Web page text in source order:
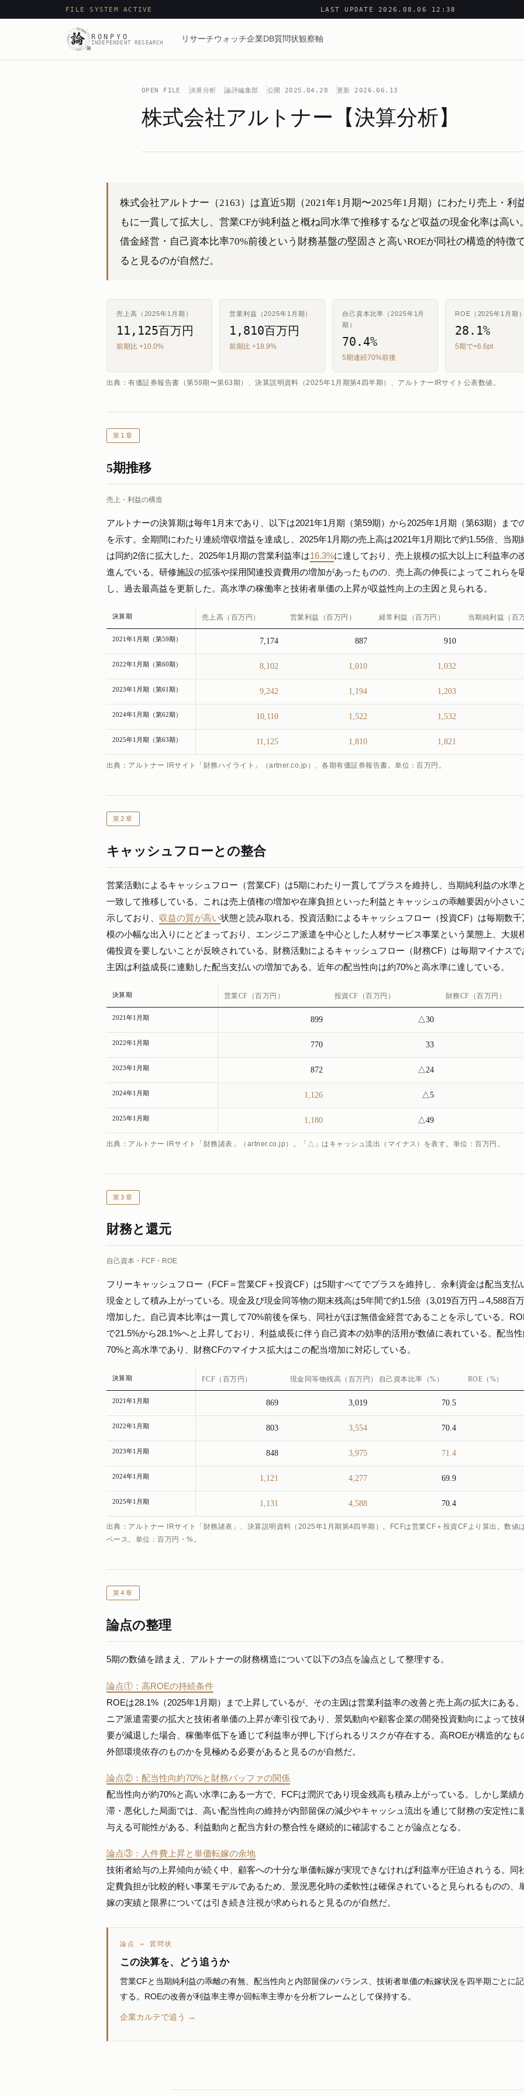
FILE SYSTEM ACTIVE LAST UPDATE 2026.08.06 12:38
RONPYO
INDEPENDENT RESEARCH リサーチウォッチ企業DB質問状観察軸
OPEN FILE 決算分析 論評編集部 公開 2025.04.28 更新 2026.06.13
株式会社アルトナー【決算分析】
株式会社アルトナー（2163）は直近5期（2021年1月期〜2025年1月期）にわたり売上・利
もに一貫して拡大し、営業CFが純利益と概ね同水準で推移するなど収益の現金化率は高い
借金経営・自己資本比率70%前後という財務基盤の堅固さと高いROEが同社の構造的特徴
ると見るのが自然だ。
売上高（2025年1月期）
11,125百万円
前期比 +10.0%
営業利益（2025年1月期）
1,810百万円
前期比 +18.9%
自己資本比率（2025年1月
期）
70.4%
5期連続70%前後
ROE（2025年1月期）
28.1%
5期で+6.6pt
出典：有価証券報告書（第59期〜第63期）、決算説明資料（2025年1月期第4四半期）、アルトナーIRサイト公表数値。
第1章
5期推移
売上・利益の構造
アルトナーの決算期は毎年1月末であり、以下は2021年1月期（第59期）から2025年1月期（第63期）まで
を示す。全期間にわたり連続増収増益を達成し、2025年1月期の売上高は2021年1月期比で約1.55倍、当期
は同約2倍に拡大した。2025年1月期の営業利益率は16.3%に達しており、売上規模の拡大以上に利益率の
進んでいる。研修施設の拡張や採用関連投資費用の増加があったものの、売上高の伸長によってこれらを
し、過去最高益を更新した。高水準の稼働率と技術者単価の上昇が収益性向上の主因と見られる。
決算期 売上高（百万円） 営業利益（百万円） 経常利益（百万円） 当期純利益（百
2021年1月期（第59期） 7,174 887 910
2022年1月期（第60期） 8,102 1,010 1,032
2023年1月期（第61期） 9,242 1,194 1,203
2024年1月期（第62期） 10,110 1,522 1,532
2025年1月期（第63期） 11,125 1,810 1,821
出典：アルトナー IRサイト「財務ハイライト」（artner.co.jp）、各期有価証券報告書。単位：百万円。
第2章
キャッシュフローとの整合
営業活動によるキャッシュフロー（営業CF）は5期にわたり一貫してプラスを維持し、当期純利益の水準
一致して推移している。これは売上債権の増加や在庫負担といった利益とキャッシュの乖離要因が小さい
示しており、 収益の質が高い状態と読み取れる。投資活動によるキャッシュフロー（投資CF）は毎期数千
模の小幅な出入りにとどまっており、エンジニア派遣を中心とした人材サービス事業という業態上、大規
備投資を要しないことが反映されている。財務活動によるキャッシュフロー（財務CF）は毎期マイナスで
主因は利益成長に連動した配当支払いの増加である。近年の配当性向は約70%と高水準に達している。
決算期 営業CF（百万円） 投資CF（百万円） 財務CF（百万円）
2021年1月期 899 △30
2022年1月期 770 33
2023年1月期 872 △24
2024年1月期 1,126 △5
2025年1月期 1,180 △49
出典：アルトナー IRサイト「財務諸表」（artner.co.jp）。「△」はキャッシュ流出（マイナス）を表す。単位：百万円。
第3章
財務と還元
自己資本・FCF・ROE
フリーキャッシュフロー（FCF＝営業CF＋投資CF）は5期すべてでプラスを維持し、余剰資金は配当支払
現金として積み上がっている。現金及び現金同等物の期末残高は5年間で約1.5倍（3,019百万円→4,588百
増加した。自己資本比率は一貫して70%前後を保ち、同社がほぼ無借金経営であることを示している。
で21.5%から28.1%へと上昇しており、利益成長に伴う自己資本の効率的活用が数値に表れている。配当
70%と高水準であり、財務CFのマイナス拡大はこの配当増加に対応している。
決算期 FCF（百万円） 現金同等物残高（百万円） 自己資本比率（%） ROE（%）
2021年1月期 869 3,019 70.5
2022年1月期 803 3,554 70.4
2023年1月期 848 3,975 71.4
2024年1月期 1,121 4,277 69.9
2025年1月期 1,131 4,588 70.4
出典：アルトナー IRサイト「財務諸表」、決算説明資料（2025年1月期第4四半期）。FCFは営業CF＋投資CFより算出。数値
ベース。単位：百万円・%。
第4章
論点の整理
5期の数値を踏まえ、アルトナーの財務構造について以下の3点を論点として整理する。
論点①：高ROEの持続条件
ROEは28.1%（2025年1月期）まで上昇しているが、その主因は営業利益率の改善と売上高の拡大にある
ニア派遣需要の拡大と技術者単価の上昇が牽引役であり、景気動向や顧客企業の開発投資動向によって技
要が減退した場合、稼働率低下を通じて利益率が押し下げられるリスクが存在する。高ROEが構造的なも
外部環境依存のものかを見極める必要があると見るのが自然だ。
論点②：配当性向約70%と財務バッファの関係
配当性向が約70%と高い水準にある一方で、FCFは潤沢であり現金残高も積み上がっている。しかし業績
滞・悪化した局面では、高い配当性向の維持が内部留保の減少やキャッシュ流出を通じて財務の安定性に
与える可能性がある。利益動向と配当方針の整合性を継続的に確認することが論点となる。
論点③：人件費上昇と単価転嫁の余地
技術者給与の上昇傾向が続く中、顧客への十分な単価転嫁が実現できなければ利益率が圧迫されうる。同
定費負担が比較的軽い事業モデルであるため、景況悪化時の柔軟性は確保されていると見られるものの、
嫁の実績と限界については引き続き注視が求められると見るのが自然だ。
論点 → 質問状
この決算を、どう追うか
営業CFと当期純利益の乖離の有無、配当性向と内部留保のバランス、技術者単価の転嫁状況を四半期ごとに
する。ROEの改善が利益率主導か回転率主導かを分析フレームとして保持する。
企業カルテで追う →